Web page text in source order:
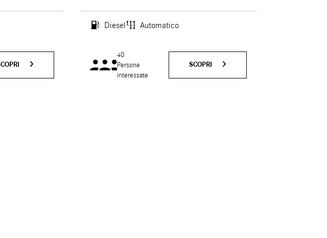
Diesel Automatico
40
Persone
interessate
SCOPRI